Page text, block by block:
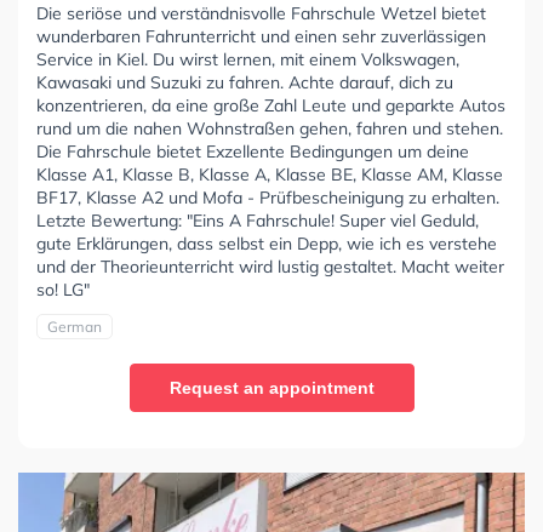
Die seriöse und verständnisvolle Fahrschule Wetzel bietet
wunderbaren Fahrunterricht und einen sehr zuverlässigen
Service in Kiel. Du wirst lernen, mit einem Volkswagen,
Kawasaki und Suzuki zu fahren. Achte darauf, dich zu
konzentrieren, da eine große Zahl Leute und geparkte Autos
rund um die nahen Wohnstraßen gehen, fahren und stehen.
Die Fahrschule bietet Exzellente Bedingungen um deine
Klasse A1, Klasse B, Klasse A, Klasse BE, Klasse AM, Klasse
BF17, Klasse A2 und Mofa - Prüfbescheinigung zu erhalten.
Letzte Bewertung: "Eins A Fahrschule! Super viel Geduld,
gute Erklärungen, dass selbst ein Depp, wie ich es verstehe
und der Theorieunterricht wird lustig gestaltet. Macht weiter
so! LG"
German
Request an appointment